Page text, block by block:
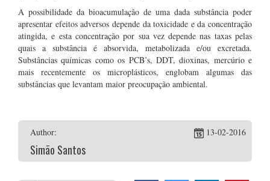
A possibilidade da bioacumulação de uma dada substância poder
apresentar efeitos adversos depende da toxicidade e da concentração
atingida, e esta concentração por sua vez depende nas taxas pelas
quais a substância é absorvida, metabolizada e/ou excretada.
Substâncias químicas como os PCB’s, DDT, dioxinas, mercúrio e
mais recentemente os microplásticos, englobam algumas das
substâncias que levantam maior preocupação ambiental.
Author:
Simão Santos
13-02-2016